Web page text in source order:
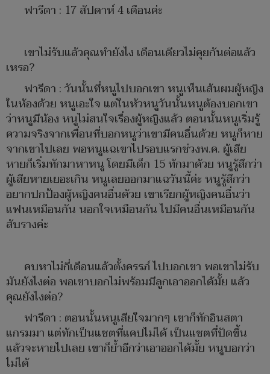
ฟารีดา : 17 สัปดาห์ 4 เดือนค่ะ
เขาไม่รับแล้วคุณทำยังไง เดือนเดียวไม่คุยกันต่อแล้ว
เหรอ?
ฟารีดา : วันนั้นที่หนูไปบอกเขา หนูเห็นเส้นผมผู้หญิง
ในห้องด้วย หนูเอะใจ แต่ในหัวหนูวันนั้นหนูต้องบอกเขา
ว่าหนูมีน้อง หนูไม่สนใจเรื่องผู้หญิงแล้ว ตอนนั้นหนูเริ่มรู้
ความจริงจากเพื่อนที่บอกหนูว่าเขามีคนอื่นด้วย หนูก็หาย
จากเขาไปเลย พอหนูแฉเขาไปรอบแรกช่วงพ.ค. ผู้เสีย
หายก็เริ่มทักมาหาหนู โดยมีเด็ก 15 ทักมาด้วย หนูรู้สึกว่า
ผู้เสียหายเยอะเกิน หนูเลยออกมาแฉวันนี้ค่ะ หนูรู้สึกว่า
อยากปกป้องผู้หญิงคนอื่นด้วย เขาเรียกผู้หญิงคนอื่นว่า
แฟนเหมือนกัน นอกใจเหมือนกัน ไปมีคนอื่นเหมือนกัน
สับรางค่ะ
คบหาไม่กี่เดือนแล้วตั้งครรภ์ ไปบอกเขา พอเขาไม่รับ
มันยังไงต่อ พอเขาบอกไม่พร้อมมีลูกเอาออกได้มั้ย แล้ว
คุณยังไงต่อ?
ฟารีดา : ตอนนั้นหนูเสียใจมากๆ เขาก็ทักอินสตา
แกรมมา แต่ทักเป็นแชตที่แคปไม่ได้ เป็นแชตที่ปัดขึ้น
แล้วจะหายไปเลย เขาก็ย้ำอีกว่าเอาออกได้มั้ย หนูบอกว่า
ไม่ได้